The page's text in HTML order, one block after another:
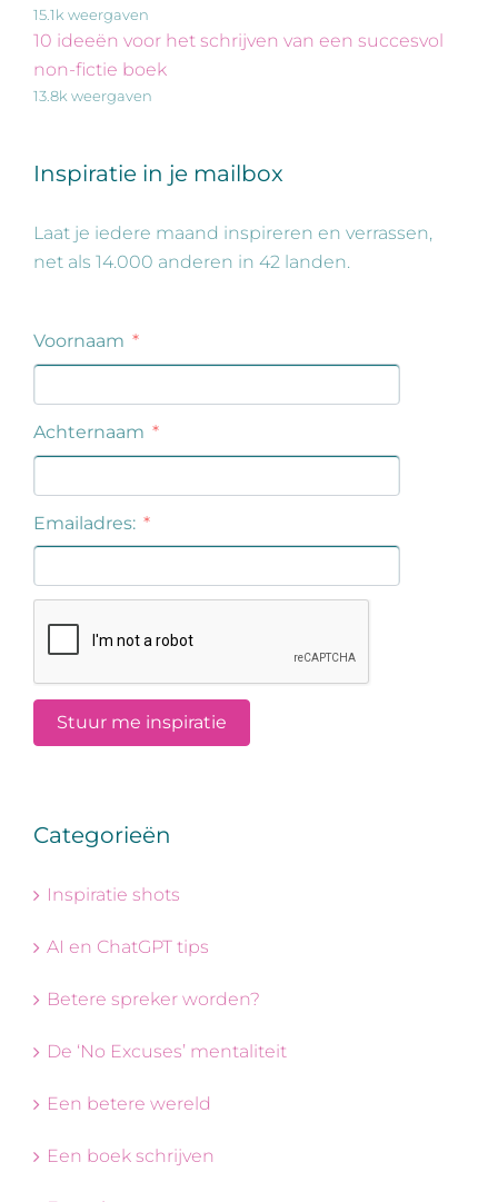
15.1k weergaven
10 ideeën voor het schrijven van een succesvol
non-fictie boek
13.8k weergaven
Inspiratie in je mailbox
Laat je iedere maand inspireren en verrassen,
net als 14.000 anderen in 42 landen.
Categorieën
Inspiratie shots
AI en ChatGPT tips
Betere spreker worden?
De ‘No Excuses’ mentaliteit
Een betere wereld
Een boek schrijven